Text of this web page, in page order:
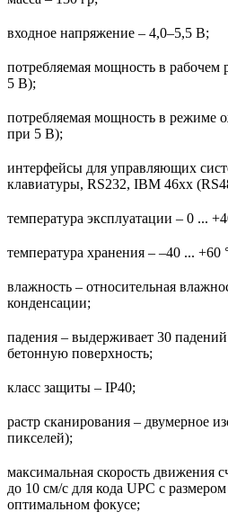
входное напряжение – 4,0–5,5 В;
потребляемая мощность в
5 В);
потребляемая мощность в режиме
при 5 В);
интерфейсы для управляющих
клавиатуры, RS232, IBM 46хx
температура эксплуатации – 0 ...
температура хранения – –40 ... +60
влажность – относительная
конденсации;
падения – выдерживает 30
бетонную поверхность;
класс защиты – IP40;
растр сканирования – двумерное
пикселей);
максимальная скорость движения
до 10 см/с для кода UPC с
оптимальном фокусе;